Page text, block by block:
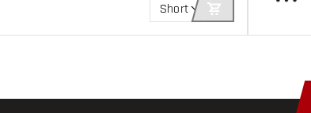
Short
IN WINKELWAGEN